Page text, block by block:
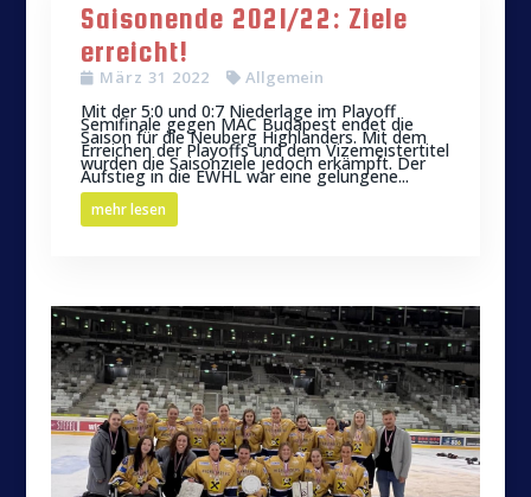
Saisonende 2021/22: Ziele
erreicht!
März 31 2022 Allgemein
Mit der 5:0 und 0:7 Niederlage im Playoff
Semifinale gegen MAC Budapest endet die
Saison für die Neuberg Highlanders. Mit dem
Erreichen der Playoffs und dem Vizemeistertitel
wurden die Saisonziele jedoch erkämpft. Der
Aufstieg in die EWHL war eine gelungene...
mehr lesen